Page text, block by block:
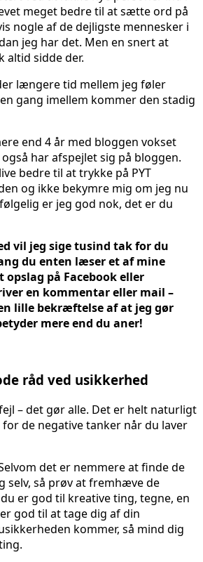
meget bedre til at sætte ord på
nogle af de dejligste mennesker i
jeg har det. Men en snert at
altid sidde der.
længere tid mellem jeg føler
gang imellem kommer den stadig
end 4 år med bloggen vokset
har afspejlet sig på bloggen.
bedre til at trykke på PYT
og ikke bekymre mig om jeg nu
er jeg god nok, det er du
vil jeg sige tusind tak for du
du enten læser et af mine
på Facebook eller
en kommentar eller mail –
lille bekræftelse af at jeg gør
mere end du aner!
råd ved usikkerhed
– det gør alle. Det er helt naturligt
de negative tanker når du laver
det er nemmere at finde de
selv, så prøv at fremhæve de
er god til kreative ting, tegne, en
god til at tage dig af din
kommer, så mind dig